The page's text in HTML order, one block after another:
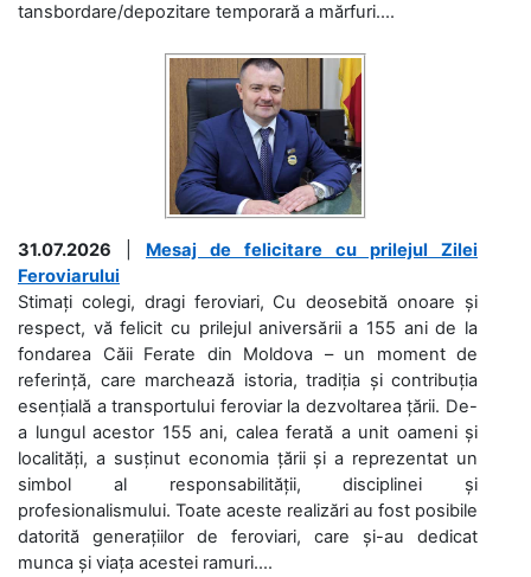
tansbordare/depozitare temporară a mărfuri....
31.07.2026
Mesaj de felicitare cu prilejul Zilei
Feroviarului
Stimați colegi, dragi feroviari, Cu deosebită onoare și
respect, vă felicit cu prilejul aniversării a 155 ani de la
fondarea Căii Ferate din Moldova – un moment de
referință, care marchează istoria, tradiția și contribuția
esențială a transportului feroviar la dezvoltarea țării. De-
a lungul acestor 155 ani, calea ferată a unit oameni și
localități, a susținut economia țării și a reprezentat un
simbol al responsabilității, disciplinei și
profesionalismului. Toate aceste realizări au fost posibile
datorită generațiilor de feroviari, care și-au dedicat
munca și viața acestei ramuri....